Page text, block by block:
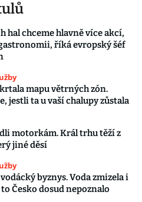
hal chceme hlavně více akcí,
říká evropský šéf
mapu větrných zón.
jestli ta u vaší chalupy zůstala
motorkám. Král trhu těží z
jiné děsí
byznys. Voda zmizela i
Česko dosud nepoznalo